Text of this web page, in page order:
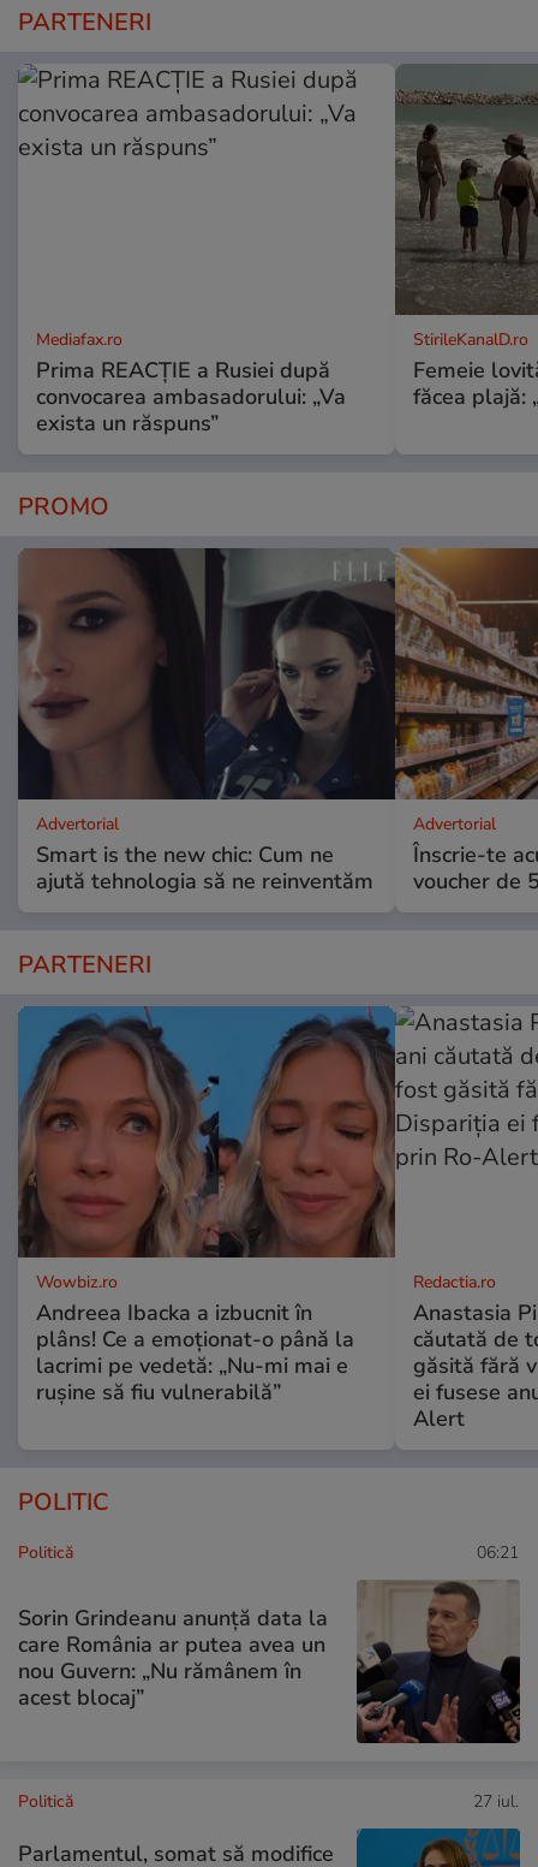
PARTENERI
Mediafax.ro
Prima REACȚIE a Rusiei după
convocarea ambasadorului: „Va
exista un răspuns”
StirileKanalD.ro
Femeie
făcea plajă:
PROMO
Advertorial
Smart is the new chic: Cum ne
ajută tehnologia să ne reinventăm
Advertorial
Înscrie-te
voucher de
PARTENERI
Wowbiz.ro
Andreea Ibacka a izbucnit în
plâns! Ce a emoționat-o până la
lacrimi pe vedetă: „Nu-mi mai e
rușine să fiu vulnerabilă”
Redactia.ro
Anastasia
căutată de
găsită fără
ei fusese
Alert
POLITIC
Politică 06:21
Sorin Grindeanu anunță data la
care România ar putea avea un
nou Guvern: „Nu rămânem în
acest blocaj”
Politică 27 iul.
Parlamentul, somat să modifice